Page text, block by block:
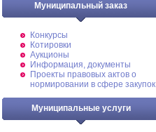
Муниципальный заказ
Конкурсы
Котировки
Аукционы
Информация, документы
Проекты правовых актов о
нормировании в сфере закупок
Муниципальные услуги